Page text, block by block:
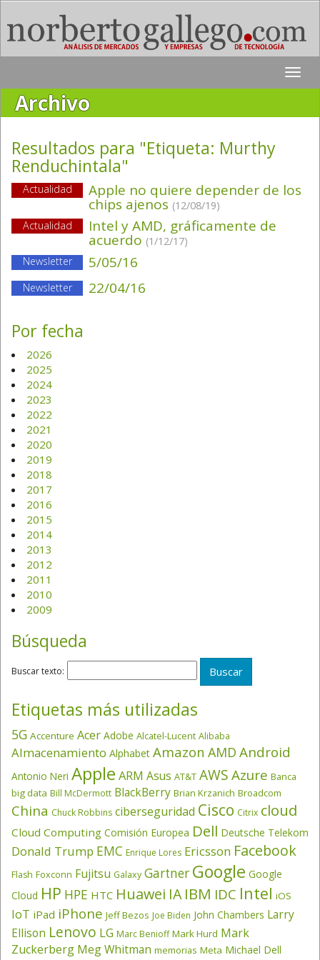
Toggle
Archivo
Resultados para "Etiqueta: Murthy
Renduchintala"
Actualidad Apple no quiere depender de los
chips ajenos (12/08/19)
Actualidad
Intel y AMD, gráficamente de
acuerdo (1/12/17)
Newsletter
5/05/16
Newsletter 22/04/16
Por fecha
2026
2025
2024
2023
2022
2021
2020
2019
2018
2017
2016
2015
2014
2013
2012
2011
2010
2009
Búsqueda
Buscar texto:
Etiquetas más utilizadas
5G Accenture Acer Adobe Alcatel-Lucent Alibaba
Almacenamiento Alphabet Amazon AMD Android
Antonio Neri Apple ARM Asus AT&T AWSAzure Banca
big data Bill McDermott BlackBerry Brian Krzanich Broadcom
China Chuck Robbins ciberseguridad Cisco Citrix cloud
Cloud Computing Comisión Europea Dell Deutsche Telekom
Donald Trump EMC Enrique Lores Ericsson Facebook
Flash Foxconn Fujitsu Galaxy Gartner Google Google
Cloud HP HPE HTC Huawei IA IBM IDC Intel iOS
IoT iPad iPhone Jeff Bezos Joe Biden John Chambers Larry
Ellison Lenovo LG Marc Benioff Mark Hurd Mark
Zuckerberg Meg Whitman memorias Meta Michael Dell